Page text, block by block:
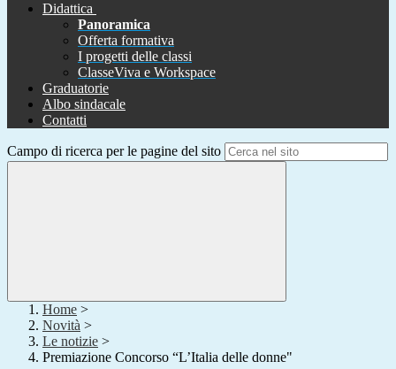
Didattica
Panoramica
Offerta formativa
I progetti delle classi
ClasseViva e Workspace
Graduatorie
Albo sindacale
Contatti
Campo di ricerca per le pagine del sito
Home >
Novità >
Le notizie >
Premiazione Concorso “L’Italia delle donne"